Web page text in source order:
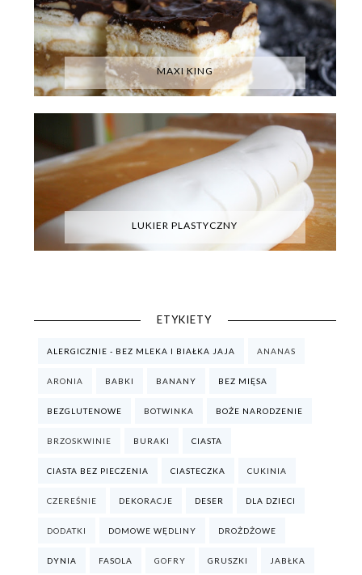
MAXI KING
LUKIER PLASTYCZNY
ETYKIETY
ALERGICZNIE - BEZ MLEKA I BIAŁKA JAJA ANANAS
ARONIA BABKI BANANY BEZ MIĘSA
BEZGLUTENOWE BOTWINKA BOŻE NARODZENIE
BRZOSKWINIE BURAKI CIASTA
CIASTA BEZ PIECZENIA CIASTECZKA CUKINIA
CZEREŚNIE DEKORACJE DESER DLA DZIECI
DODATKI DOMOWE WĘDLINY DROŻDŻOWE
DYNIA FASOLA GOFRY GRUSZKI JABŁKA